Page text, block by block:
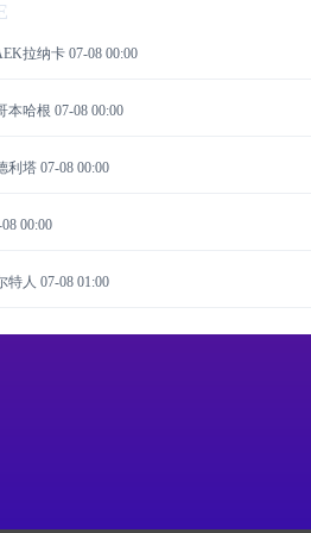
拉纳卡 07-08 00:00
本哈根 07-08 00:00
利塔 07-08 00:00
00:00
特人 07-08 01:00